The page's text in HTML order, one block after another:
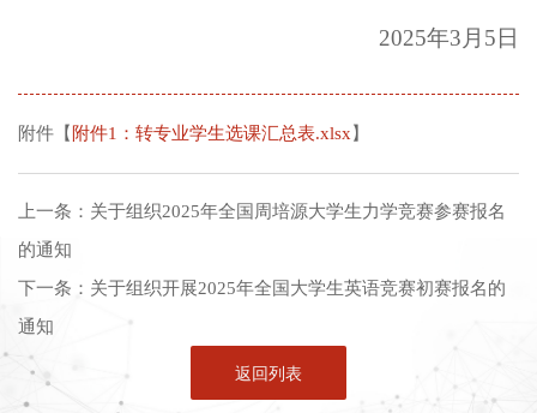
2025年3月5日
附件【 附件1：转专业学生选课汇总表.xlsx 】
上一条： 关于组织2025年全国周培源大学生力学竞赛参赛报名
的通知
下一条： 关于组织开展2025年全国大学生英语竞赛初赛报名的
通知
返回列表